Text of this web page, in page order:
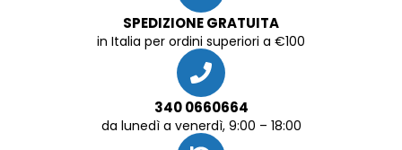
SPEDIZIONE GRATUITA
in Italia per ordini superiori a €100
340 0660664
da lunedì a venerdì, 9:00 – 18:00